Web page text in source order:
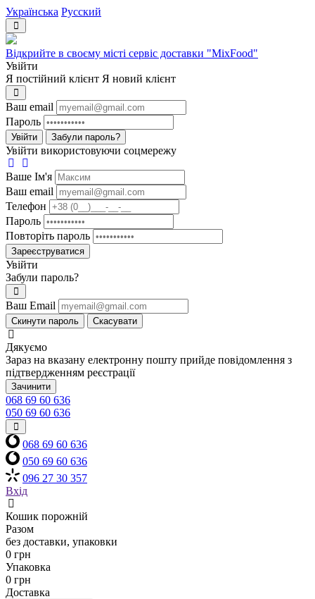
Українська Русский
Відкрийте в своєму місті сервіс доставки "MixFood"
Увійти
Я постійний клієнт Я новий клієнт
Ваш email
Пароль
Увійти Забули пароль?
Увійти використовуючи соцмережу
Ваше Iм'я
Ваш email
Телефон
Пароль
Повторіть пароль
Зареєструватися
Увійти
Забули пароль?
Ваш Email
Скинути пароль Скасувати
Дякуємо
Зараз на вказану електронну пошту прийде повідомлення з
підтвердженням реєстрації
Зачинити
068 69 60 636
050 69 60 636
068 69 60 636
050 69 60 636
096 27 30 357
Вхід
Кошик порожній
Разом
без доставки, упаковки
0 грн
Упаковка
0 грн
Доставка